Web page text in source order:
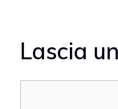
Lascia